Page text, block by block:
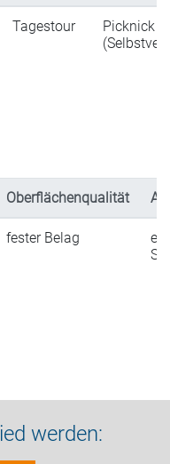
Tagestour
Picknick
Oberflächenqualität
fester Belag
werden: